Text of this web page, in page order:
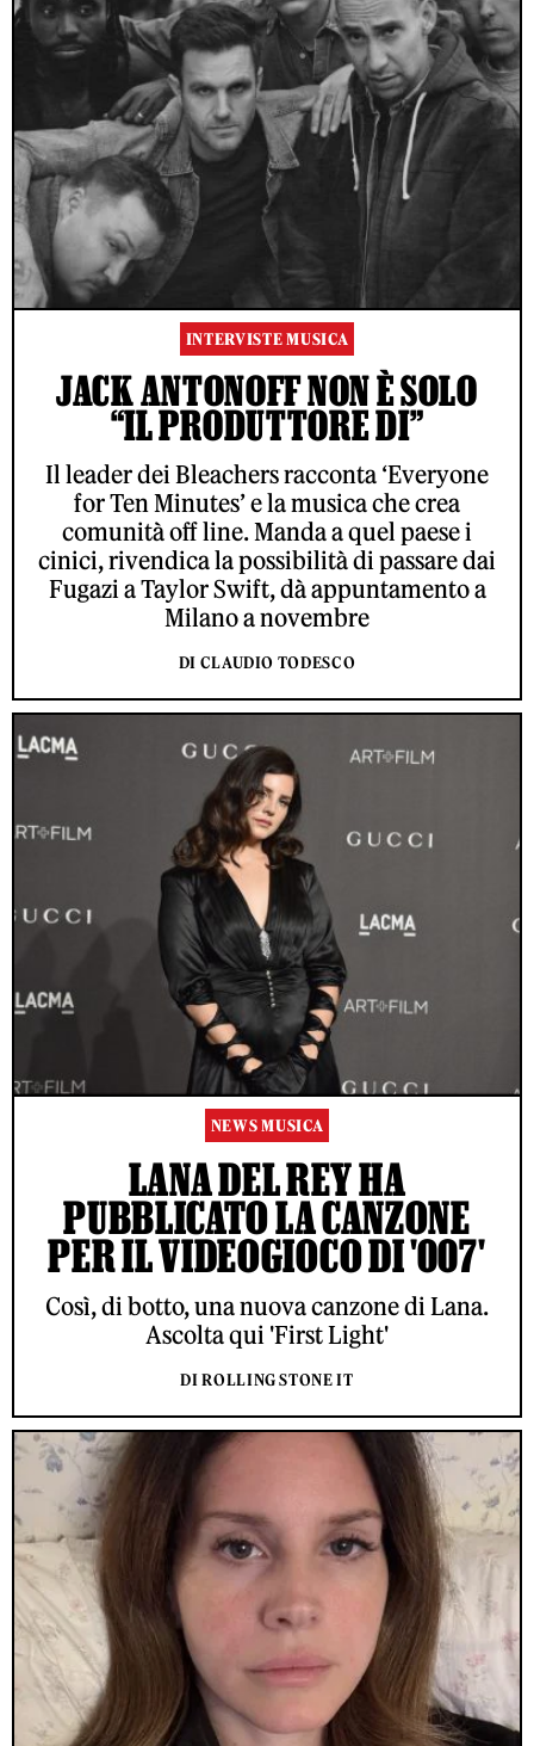
INTERVISTE MUSICA
JACK ANTONOFF NON È SOLO
“IL PRODUTTORE DI”
Il leader dei Bleachers racconta ‘Everyone
for Ten Minutes’ e la musica che crea
comunità off line. Manda a quel paese i
cinici, rivendica la possibilità di passare dai
Fugazi a Taylor Swift, dà appuntamento a
Milano a novembre
DI CLAUDIO TODESCO
NEWS MUSICA
LANA DEL REY HA
PUBBLICATO LA CANZONE
PER IL VIDEOGIOCO DI '007'
Così, di botto, una nuova canzone di Lana.
Ascolta qui 'First Light'
DI ROLLING STONE IT